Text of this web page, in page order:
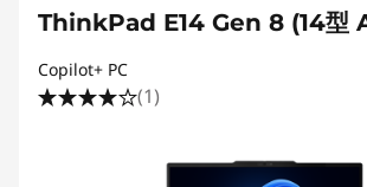
ThinkPad E14 Gen 8 (14型
Copilot+ PC
(1)